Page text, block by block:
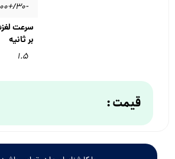
-30/+100
سرعت
بر ثانیه
۱.۵
قیمت :